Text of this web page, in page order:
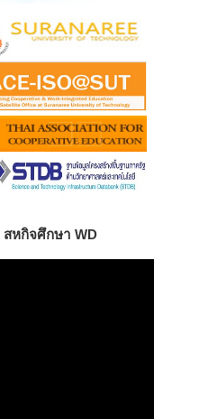
สหกิจศึกษา WD